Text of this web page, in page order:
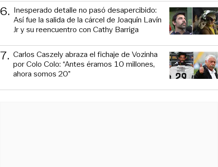
6. Inesperado detalle no pasó desapercibido:
Así fue la salida de la cárcel de Joaquín Lavín
Jr y su reencuentro con Cathy Barriga
7. Carlos Caszely abraza el fichaje de Vozinha
por Colo Colo: “Antes éramos 10 millones,
ahora somos 20”